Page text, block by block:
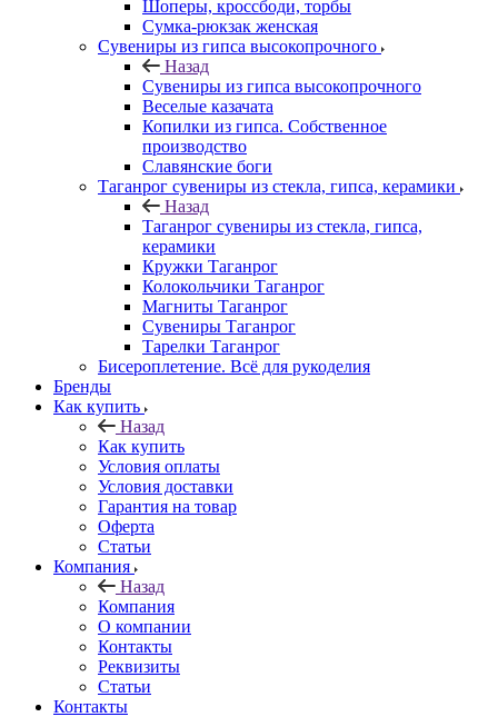
Шоперы, кроссбоди, торбы
Сумка-рюкзак женская
Сувениры из гипса высокопрочного
Назад
Сувениры из гипса высокопрочного
Веселые казачата
Копилки из гипса. Собственное
производство
Славянские боги
Таганрог сувениры из стекла, гипса, керамики
Назад
Таганрог сувениры из стекла, гипса,
керамики
Кружки Таганрог
Колокольчики Таганрог
Магниты Таганрог
Сувениры Таганрог
Тарелки Таганрог
Бисероплетение. Всё для рукоделия
Бренды
Как купить
Назад
Как купить
Условия оплаты
Условия доставки
Гарантия на товар
Оферта
Статьи
Компания
Назад
Компания
О компании
Контакты
Реквизиты
Статьи
Контакты